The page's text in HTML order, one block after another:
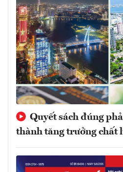
Quyết sách đúng
thành tăng trưởng chất